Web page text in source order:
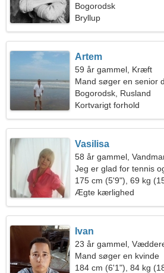
Bogorodsk
Bryllup
Artem
59 år gammel, Kræft
Mand søger en senior
Bogorodsk, Rusland
Kortvarigt forhold
Vasilisa
58 år gammel,
Jeg er glad for tennis
175 cm (5'9"), 69 kg
Ægte kærlighed
Ivan
23 år gammel,
Mand søger en kvinde
184 cm (6'1"), 84 kg